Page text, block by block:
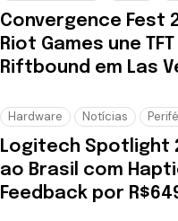
Convergence Fest
Riot Games une TFT
Riftbound em Las
Hardware Notícias
Logitech Spotlight
ao Brasil com
Feedback por